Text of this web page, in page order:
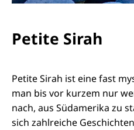
Petite Sirah
Petite Sirah ist eine fast
man bis vor kurzem nur
nach, aus Südamerika zu
sich zahlreiche